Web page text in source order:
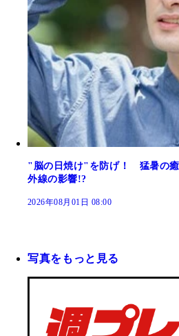
"脳の日焼け"を防げ！ 猛暑の癒
外線の影響!?
2026年08月01日 08:00
写真をもっと見る